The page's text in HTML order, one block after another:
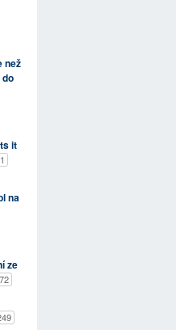
než
it
na
ze